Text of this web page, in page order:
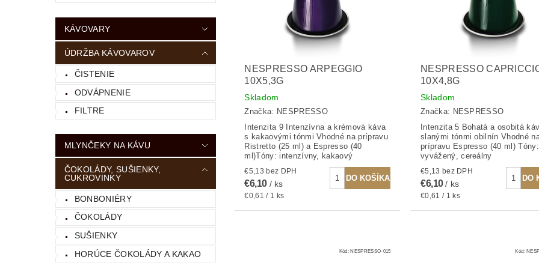
KÁVOVARY
ÚDRŽBA KÁVOVAROV
ČISTENIE
ODVÁPNENIE
FILTRE
MLYNČEKY NA KÁVU
ČOKOLÁDY, SUŠIENKY,
CUKROVINKY
BONBONIÉRY
ČOKOLÁDY
SUŠIENKY
HORÚCE ČOKOLÁDY A KAKAO
NESPRESSO ARPEGGIO
10X5,3G
Skladom
Značka: NESPRESSO
Intenzita 9 Intenzívna a krémová káva
s kakaovými tónmi Vhodné na prípravu
Ristretto (25 ml) a Espresso (40
ml)Tóny: intenzívny, kakaový
€5,13 bez DPH
€6,10 / ks
€0,61 / 1 ks
NESPRESSO
10X4,8G
Skladom
Značka: NESPRESSO
Intenzita 5 Bohatá a osobitá
slanými tónmi obilnín Vhodné
prípravu Espresso (40 ml) Tóny:
vyvážený, cereálny
€5,13 bez DPH
€6,10/ ks
€0,61 / 1 ks
Kód:NESPRESSO-015 Kód: